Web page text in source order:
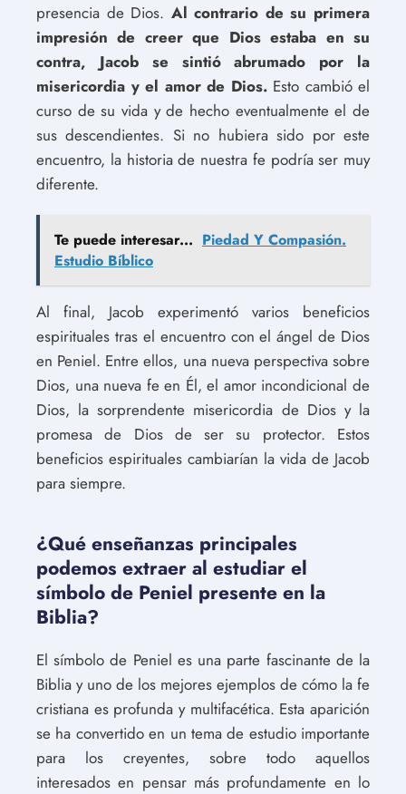
presencia de Dios. Al contrario de su primera
impresión de creer que Dios estaba en su
contra, Jacob se sintió abrumado por la
misericordia y el amor de Dios.Esto cambió el
curso de su vida y de hecho eventualmente el de
sus descendientes. Si no hubiera sido por este
encuentro, la historia de nuestra fe podría ser muy
diferente.
Te puede interesar... Piedad Y Compasión.
Estudio Bíblico
Al final, Jacob experimentó varios beneficios
espirituales tras el encuentro con el ángel de Dios
en Peniel. Entre ellos, una nueva perspectiva sobre
Dios, una nueva fe en Él, el amor incondicional de
Dios, la sorprendente misericordia de Dios y la
promesa de Dios de ser su protector. Estos
beneficios espirituales cambiarían la vida de Jacob
para siempre.
¿Qué enseñanzas principales
podemos extraer al estudiar el
símbolo de Peniel presente en la
Biblia?
El símbolo de Peniel es una parte fascinante de la
Biblia y uno de los mejores ejemplos de cómo la fe
cristiana es profunda y multifacética. Esta aparición
se ha convertido en un tema de estudio importante
para los creyentes, sobre todo aquellos
interesados en pensar más profundamente en lo